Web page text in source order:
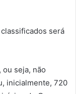
será
seja, não
inicialmente, 720